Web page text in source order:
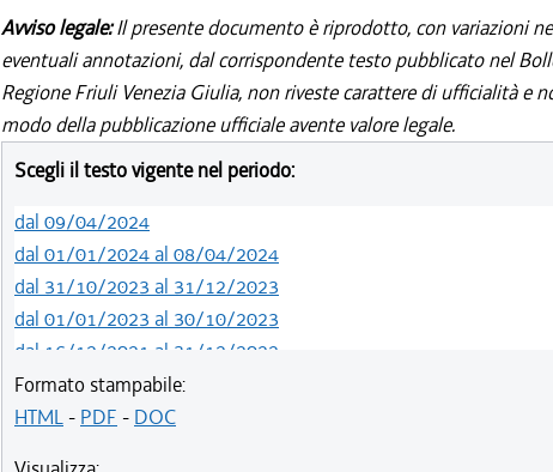
Avviso legale:Il presente documento è riprodotto, con variazioni
eventuali annotazioni, dal corrispondente testo pubblicato nel
Regione Friuli Venezia Giulia, non riveste carattere di ufficialità e
modo della pubblicazione ufficiale avente valore legale.
Scegli il testo vigente nel periodo:
dal 09/04/2024
dal 01/01/2024 al 08/04/2024
dal 31/10/2023 al 31/12/2023
dal 01/01/2023 al 30/10/2023
dal 16/12/2021 al 31/12/2022
dal 26/02/2021 al 15/12/2021
dal 01/01/2020 al 25/02/2021
Formato stampabile:
HTML- PDF - DOC